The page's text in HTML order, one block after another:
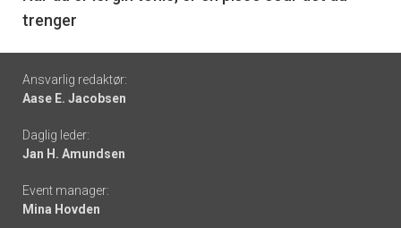
trenger
Footer
-
links
Ansvarlig redaktør:
Aase E. Jacobsen
Daglig leder:
Jan H. Amundsen
Event manager:
Mina Hovden